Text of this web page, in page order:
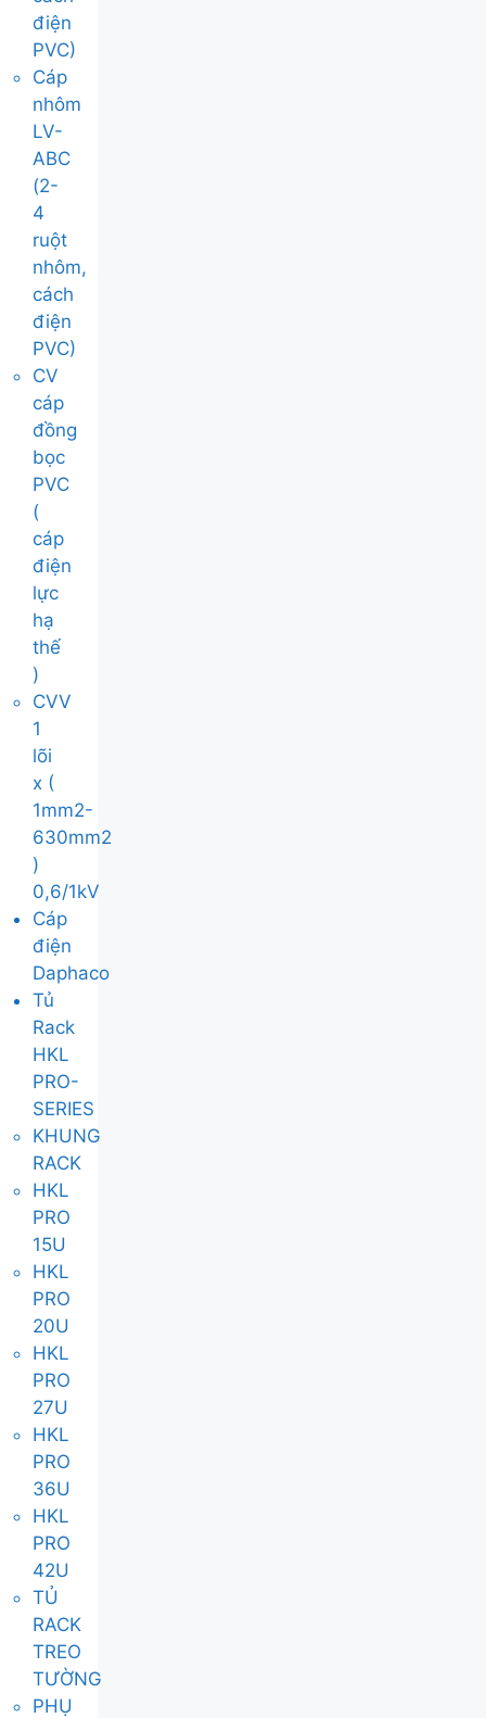
điện
PVC)
Cáp
nhôm
LV-
ABC
(2-
4
ruột
nhôm,
cách
điện
PVC)
CV
cáp
đồng
bọc
PVC
(
cáp
điện
lực
hạ
thế
)
CVV
1
lõi
x (
1mm2-
630mm2
)
0,6/1kV
Cáp
điện
Daphaco
Tủ
Rack
HKL
PRO-
SERIES
KHUNG
RACK
HKL
PRO
15U
HKL
PRO
20U
HKL
PRO
27U
HKL
PRO
36U
HKL
PRO
42U
TỦ
RACK
TREO
TƯỜNG
PHỤ